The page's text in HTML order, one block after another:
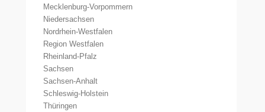
Mecklenburg-Vorpommern
Niedersachsen
Nordrhein-Westfalen
Region Westfalen
Rheinland-Pfalz
Sachsen
Sachsen-Anhalt
Schleswig-Holstein
Thüringen